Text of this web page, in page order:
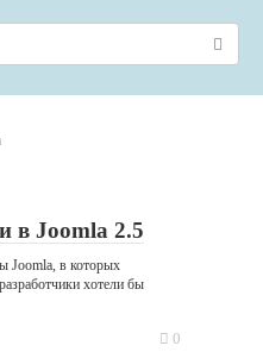
в Joomla 2.5
Joomla, в которых
хотели бы
0